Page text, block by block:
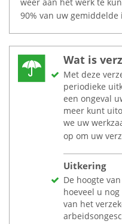
90% van uw gemiddelde
Wat is
Met deze
periodieke
een ongeval
meer kunt
we uw
op om uw
Uitkering
De hoogte
hoeveel u
van het